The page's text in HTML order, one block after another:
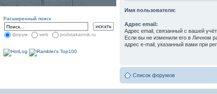
Расширенный поиск
форум web podstakannik.ru
Имя пользователя:
Адрес email:
Адрес email, связанный с вашей
Если вы не изменили его в Личном
адрес e-mail, указанный вами при
Список форумов